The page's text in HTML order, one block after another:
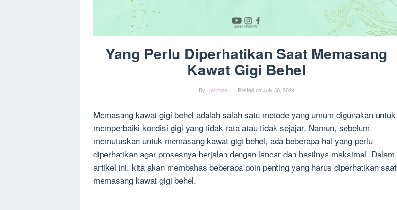
Yang Perlu Diperhatikan Saat Memasang
Kawat Gigi Behel
By Luvizhea Posted onJuly 30, 2024
Memasang kawat gigi behel adalah salah satu metode yang umum digunakan untuk
memperbaiki kondisi gigi yang tidak rata atau tidak sejajar. Namun, sebelum
memutuskan untuk memasang kawat gigi behel, ada beberapa hal yang perlu
diperhatikan agar prosesnya berjalan dengan lancar dan hasilnya maksimal. Dalam
artikel ini, kita akan membahas beberapa poin penting yang harus diperhatikan saat
memasang kawat gigi behel.